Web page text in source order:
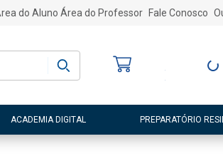
do Aluno Área do Professor Fale Conosco
Entre ou
ACADEMIA DIGITAL PREPARATÓRIO